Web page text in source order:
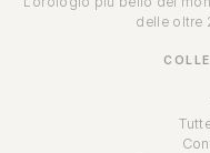
delle oltre